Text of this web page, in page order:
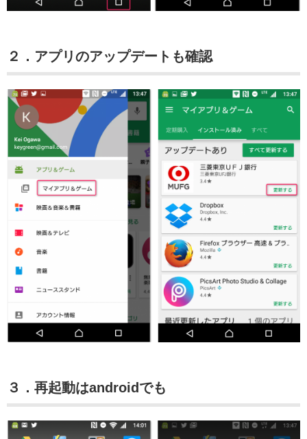
２．アプリのアップデートも確認
３．再起動はandroidでも